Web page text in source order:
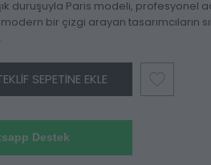
duruşuyla Paris modeli, profesyonel
bir çizgi arayan tasarımcıların
SEPETINE EKLE
Destek